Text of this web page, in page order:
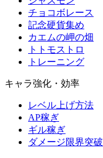
チョコボレース
記念硬貨集め
カエムの岬の畑
トトモストロ
トレーニング
キャラ強化・効率
レベル上げ方法
AP稼ぎ
ギル稼ぎ
ダメージ限界突破